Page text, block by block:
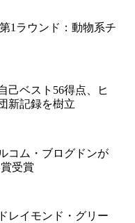
1ラウンド：動物系チ
己ベスト56得点、ヒ
新記録を樹立
コム・ブログドンが
受賞
レイモンド・グリー